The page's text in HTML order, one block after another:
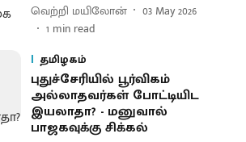
வெற்றி மயிலோன்
03 May 2026
1 min read
தமிழகம்
புதுச்சேரியில் பூர்விகம்
அல்லாதவர்கள் போட்டியிட
இயலாதா? - மனுவால்
பாஜகவுக்கு சிக்கல்